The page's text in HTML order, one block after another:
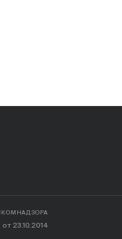
23.10.2014